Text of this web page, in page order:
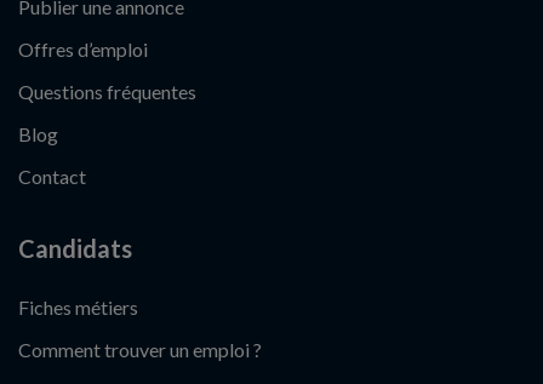
Publier une annonce
Offres d’emploi
Questions fréquentes
Blog
Contact
Candidats
Fiches métiers
Comment trouver un emploi ?